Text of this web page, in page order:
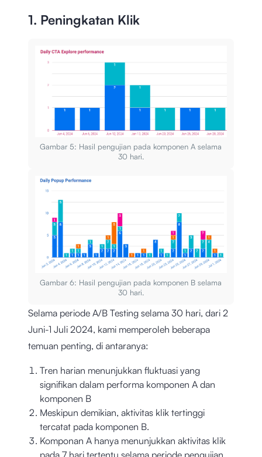
1. Peningkatan Klik
Gambar 5: Hasil pengujian pada komponen A selama
30 hari.
Gambar 6: Hasil pengujian pada komponen B selama
30 hari.
Selama periode A/B Testing selama 30 hari, dari 2
Juni-1 Juli 2024, kami memperoleh beberapa
temuan penting, di antaranya:
Tren harian menunjukkan fluktuasi yang
signifikan dalam performa komponen A dan
komponen B
Meskipun demikian, aktivitas klik tertinggi
tercatat pada komponen B.
Komponan A hanya menunjukkan aktivitas klik